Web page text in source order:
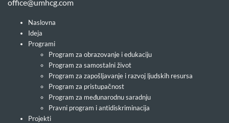
office@umhcg.com
Naslovna
Ideja
Programi
Program za obrazovanje i edukaciju
Program za samostalni život
Program za zapošljavanje i razvoj ljudskih resursa
Program za pristupačnost
Program za međunarodnu saradnju
Pravni program i antidiskriminacija
Projekti